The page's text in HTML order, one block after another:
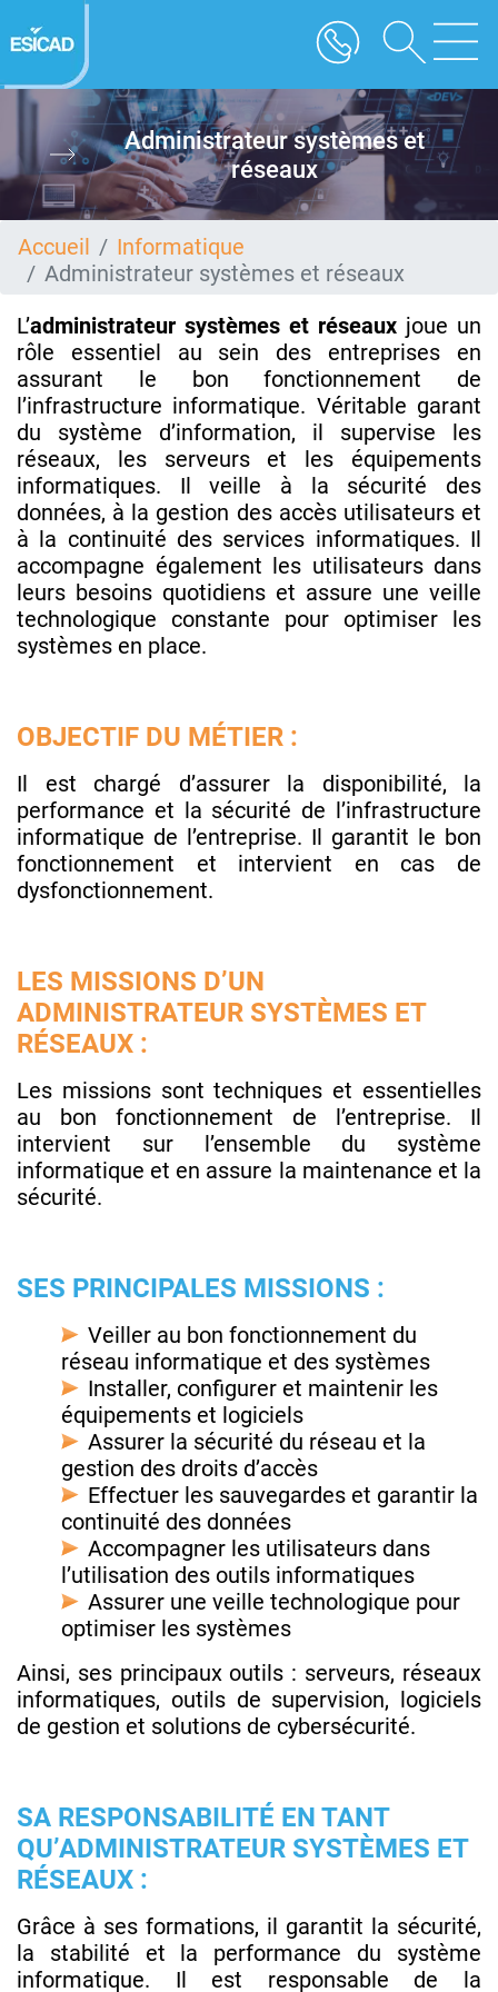
au
contenu
Administrateur systèmes et
réseaux
Accueil
Informatique
Administrateur systèmes et réseaux
L’administrateur systèmes et réseaux joue un
rôle essentiel au sein des entreprises en
assurant le bon fonctionnement de
l’infrastructure informatique. Véritable garant
du système d’information, il supervise les
réseaux, les serveurs et les équipements
informatiques. Il veille à la sécurité des
données, à la gestion des accès utilisateurs et
à la continuité des services informatiques. Il
accompagne également les utilisateurs dans
leurs besoins quotidiens et assure une veille
technologique constante pour optimiser les
systèmes en place.
OBJECTIF DU MÉTIER :
Il est chargé d’assurer la disponibilité, la
performance et la sécurité de l’infrastructure
informatique de l’entreprise. Il garantit le bon
fonctionnement et intervient en cas de
dysfonctionnement.
LES MISSIONS D’UN
ADMINISTRATEUR SYSTÈMES ET
RÉSEAUX :
Les missions sont techniques et essentielles
au bon fonctionnement de l’entreprise. Il
intervient sur l’ensemble du système
informatique et en assure la maintenance et la
sécurité.
SES PRINCIPALES MISSIONS :
Veiller au bon fonctionnement du
réseau informatique et des systèmes
Installer, configurer et maintenir les
équipements et logiciels
Assurer la sécurité du réseau et la
gestion des droits d’accès
Effectuer les sauvegardes et garantir la
continuité des données
Accompagner les utilisateurs dans
l’utilisation des outils informatiques
Assurer une veille technologique pour
optimiser les systèmes
Ainsi, ses principaux outils : serveurs, réseaux
informatiques, outils de supervision, logiciels
de gestion et solutions de cybersécurité.
SA RESPONSABILITÉ EN TANT
QU’ADMINISTRATEUR SYSTÈMES ET
RÉSEAUX :
Grâce à ses formations, il garantit la sécurité,
la stabilité et la performance du système
informatique. Il est responsable de la